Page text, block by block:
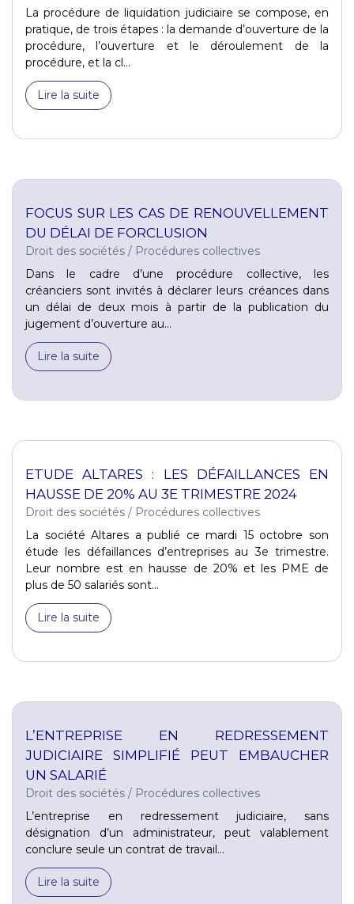
La procédure de liquidation judiciaire se compose, en
pratique, de trois étapes : la demande d’ouverture de la
procédure, l’ouverture et le déroulement de la
procédure, et la cl...
Lire la suite
FOCUS SUR LES CAS DE RENOUVELLEMENT
DU DÉLAI DE FORCLUSION
Droit des sociétés / Procédures collectives
Dans le cadre d’une procédure collective, les
créanciers sont invités à déclarer leurs créances dans
un délai de deux mois à partir de la publication du
jugement d’ouverture au...
Lire la suite
ETUDE ALTARES : LES DÉFAILLANCES EN
HAUSSE DE 20% AU 3E TRIMESTRE 2024
Droit des sociétés / Procédures collectives
La société Altares a publié ce mardi 15 octobre son
étude les défaillances d’entreprises au 3e trimestre.
Leur nombre est en hausse de 20% et les PME de
plus de 50 salariés sont...
Lire la suite
L’ENTREPRISE EN REDRESSEMENT
JUDICIAIRE SIMPLIFIÉ PEUT EMBAUCHER
UN SALARIÉ
Droit des sociétés / Procédures collectives
L’entreprise en redressement judiciaire, sans
désignation d’un administrateur, peut valablement
conclure seule un contrat de travail...
Lire la suite